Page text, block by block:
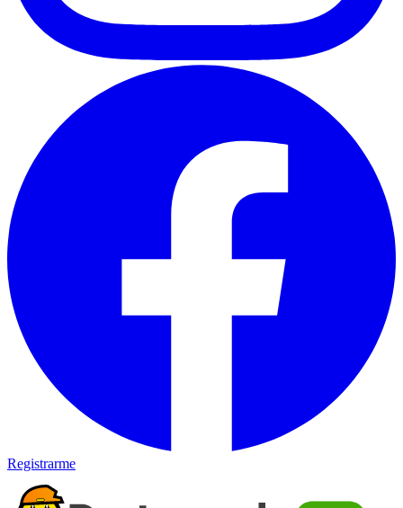
Registrarme